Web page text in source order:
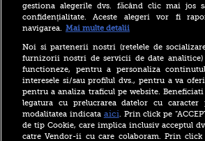
mai multe
copaci au fost
zeci de mașini
avariate
Drona care a
Bulgaria, la
România, a fost
Anunțul
Sofia
gestiona alegerile dvs. făcând clic mai
confidențialitate. Aceste alegeri vor fi
navigarea. Mai multe detalii
Noi si partenerii nostri (retelele de
furnizorii nostri de servicii de date
functioneze, pentru a personaliza
interesele si/sau profilul dvs., pentru a va
pentru a analiza traficul pe website.
legatura cu prelucrarea datelor cu
modalitatea indicata aici. Prin click pe
de tip Cookie, care implica inclusiv acceptul
catre Vendor-ii cu care colaboram. Prin click